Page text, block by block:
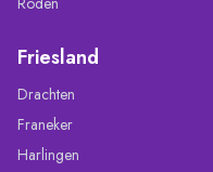
Friesland
Drachten
Franeker
Harlingen